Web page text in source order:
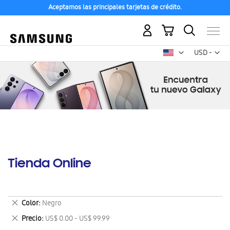
Aceptamos las principales tarjetas de crédito.
USD -
dólar
Mi carrito
Tienda Online
Color Negro
Eliminar
este
artículo
Precio US$ 0.00 - US$ 99.99
Eliminar